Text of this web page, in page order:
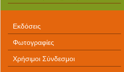
Εκδόσεις
Φωτογραφίες
Χρήσιμοι Σύνδεσμοι